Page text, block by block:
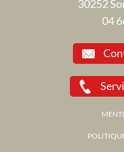
30252
04